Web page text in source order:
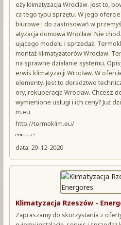
eży klimatyzacja Wrocław. Jest to,
ca tego typu sprzętu. W jego
biurowe i do zastosowań w
atyzacja domowa Wrocław. Nie
ującego modelu i sprzedaż.
montaż klimatyzatorów Wrocław.
na sprawne działanie systemu.
erwis klimatyzacji Wrocław. W
elementy. Jest to doradztwo
ory, rekuperacja Wrocław. Chcesz
wymienione usługi i ich ceny? Już
m.eu.
http://termoklim.eu/
data: 29-12-2020
Klimatyzacja Rzeszów -
Zapraszamy do skorzystania z